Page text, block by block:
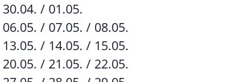
30.04. / 01.05.
06.05. / 07.05. / 08.05.
13.05. / 14.05. / 15.05.
20.05. / 21.05. / 22.05.